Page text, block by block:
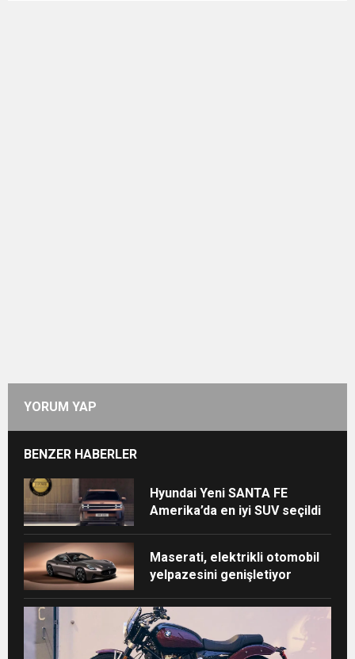
YORUM YAP
BENZER HABERLER
Hyundai Yeni SANTA FE
Amerika’da en iyi SUV seçildi
Maserati, elektrikli otomobil
yelpazesini genişletiyor